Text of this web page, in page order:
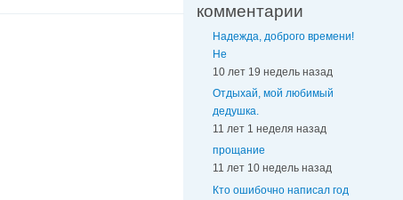
комментарии
Надежда, доброго времени!
Не
10 лет 19 недель назад
Отдыхай, мой любимый
дедушка.
11 лет 1 неделя назад
прощание
11 лет 10 недель назад
Кто ошибочно написал год